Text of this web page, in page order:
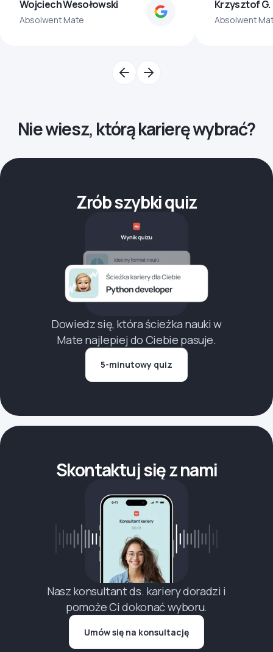
Wojciech Wesołowski
Absolwent Mate
Krzysztof G.
Absolwent
Nie wiesz, którą karierę wybrać?
Zrób szybki quiz
Dowiedz się, która ścieżka nauki w
Mate najlepiej do Ciebie pasuje.
5-minutowy quiz
Skontaktuj się z nami
Nasz konsultant ds. kariery doradzi i
pomoże Ci dokonać wyboru.
Umów się na konsultację